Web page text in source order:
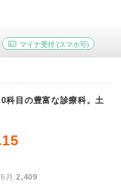
マイナ受付 (スマホ可)
科目の豊富な診療科。土
:2,409